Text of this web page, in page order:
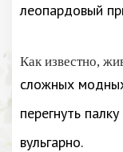
леопардовый
Как известно,
сложных
перегнуть
вульгарно.